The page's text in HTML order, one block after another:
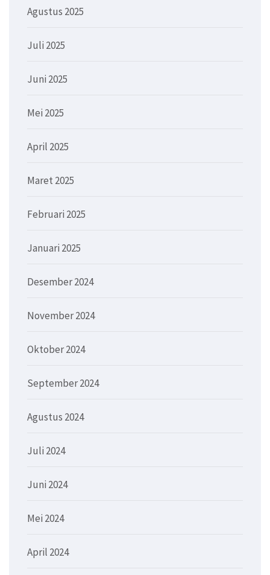
Agustus 2025
Juli 2025
Juni 2025
Mei 2025
April 2025
Maret 2025
Februari 2025
Januari 2025
Desember 2024
November 2024
Oktober 2024
September 2024
Agustus 2024
Juli 2024
Juni 2024
Mei 2024
April 2024